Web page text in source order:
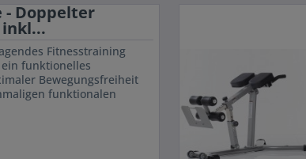
- Doppelter
inkl...
Fitnesstraining
ein funktionelles
Bewegungsfreiheit
funktionalen